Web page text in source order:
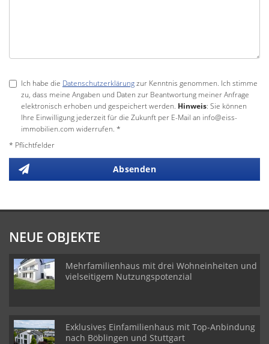
Ich habe die Datenschutzerklärungzur Kenntnis genommen. Ich stimme
zu, dass meine Angaben und Daten zur Beantwortung meiner Anfrage
elektronisch erhoben und gespeichert werden. Hinweis: Sie können
Ihre Einwilligung jederzeit für die Zukunft per E-Mail an info@eiss-
immobilien.com widerrufen. *
* Pflichtfelder
Absenden
NEUE OBJEKTE
Mehrfamilienhaus mit drei Wohneinheiten und
vielseitigem Nutzungspotenzial
Exklusives Einfamilienhaus mit Top-Anbindung
nach Böblingen und Stuttgart